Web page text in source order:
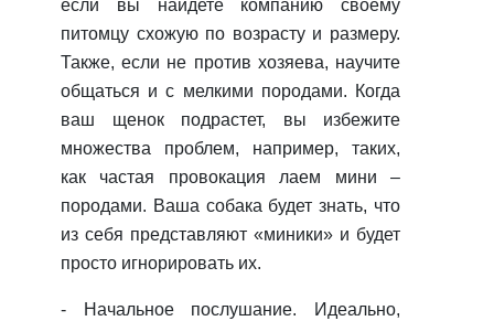
если вы найдете компанию своему
питомцу схожую по возрасту и размеру.
Также, если не против хозяева, научите
общаться и с мелкими породами. Когда
ваш щенок подрастет, вы избежите
множества проблем, например, таких,
как частая провокация лаем мини –
породами. Ваша собака будет знать, что
из себя представляют «миники» и будет
просто игнорировать их.
- Начальное послушание.
Идеально,